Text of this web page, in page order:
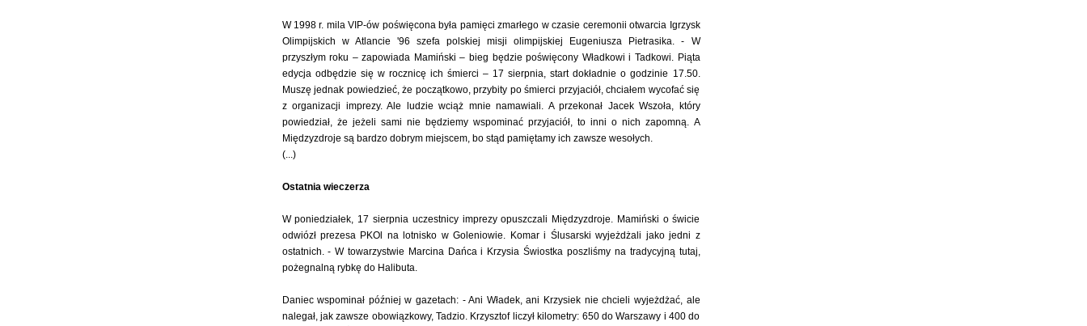
W 1998 r. mila VIP-ów poświęcona była pamięci zmarłego w czasie ceremonii otwarcia Igrzysk
Olimpijskich w Atlancie '96 szefa polskiej misji olimpijskiej Eugeniusza Pietrasika. - W
przyszłym roku – zapowiada Mamiński – bieg będzie poświęcony Władkowi i Tadkowi. Piąta
edycja odbędzie się w rocznicę ich śmierci – 17 sierpnia, start dokładnie o godzinie 17.50.
Muszę jednak powiedzieć, że początkowo, przybity po śmierci przyjaciół, chciałem wycofać się
z organizacji imprezy. Ale ludzie wciąż mnie namawiali. A przekonał Jacek Wszoła, który
powiedział, że jeżeli sami nie będziemy wspominać przyjaciół, to inni o nich zapomną. A
Międzyzdroje są bardzo dobrym miejscem, bo stąd pamiętamy ich zawsze wesołych.
(...)
Ostatnia wieczerza
W poniedziałek, 17 sierpnia uczestnicy imprezy opuszczali Międzyzdroje. Mamiński o świcie
odwiózł prezesa PKOl na lotnisko w Goleniowie. Komar i Ślusarski wyjeżdżali jako jedni z
ostatnich. - W towarzystwie Marcina Dańca i Krzysia Świostka poszliśmy na tradycyjną tutaj,
pożegnalną rybkę do Halibuta.
Daniec wspominał później w gazetach: - Ani Władek, ani Krzysiek nie chcieli wyjeżdżać, ale
nalegał, jak zawsze obowiązkowy, Tadzio. Krzysztof liczył kilometry: 650 do Warszawy i 400 do